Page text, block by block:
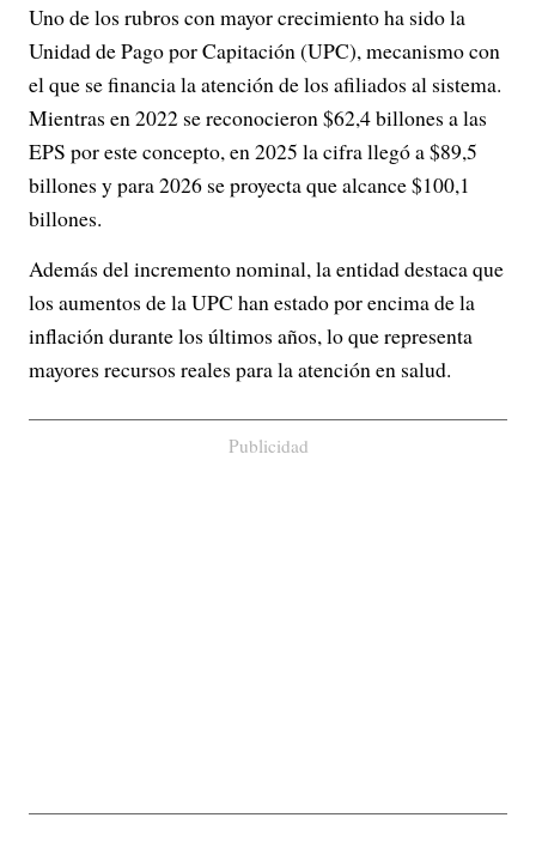
Uno de los rubros con mayor crecimiento ha sido la
Unidad de Pago por Capitación (UPC), mecanismo con
el que se financia la atención de los afiliados al sistema.
Mientras en 2022 se reconocieron $62,4 billones a las
EPS por este concepto, en 2025 la cifra llegó a $89,5
billones y para 2026 se proyecta que alcance $100,1
billones.
Además del incremento nominal, la entidad destaca que
los aumentos de la UPC han estado por encima de la
inflación durante los últimos años, lo que representa
mayores recursos reales para la atención en salud.
Publicidad